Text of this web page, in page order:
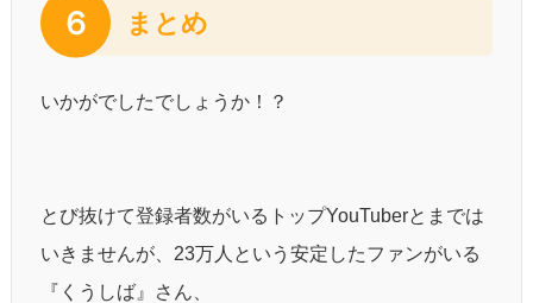
６ まとめ
いかがでしたでしょうか！？
とび抜けて登録者数がいるトップYouTuberとまでは
いきませんが、23万人という安定したファンがいる
『くうしば』さん、